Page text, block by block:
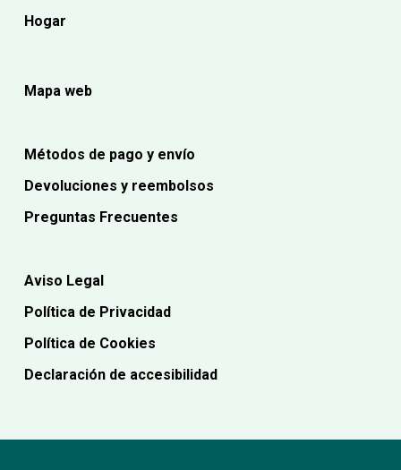
Hogar
Mapa web
Métodos de pago y envío
Devoluciones y reembolsos
Preguntas Frecuentes
Aviso Legal
Política de Privacidad
Política de Cookies
Declaración de accesibilidad